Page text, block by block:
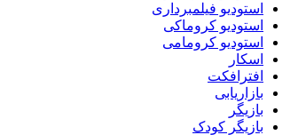
استودیو فیلمبرداری
استودیو کروماکی
استودیو کرومامی
اسکار
افترافکت
بازاریابی
بازیگر
بازیگر کودک